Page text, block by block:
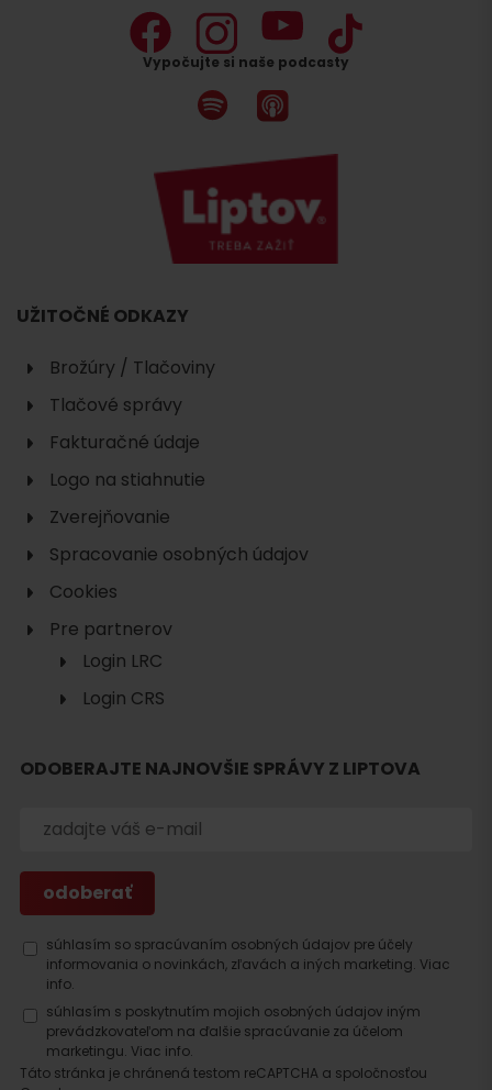
ubytovanie
Vypočujte si naše podcasty
UŽITOČNÉ ODKAZY
Brožúry / Tlačoviny
Tlačové správy
Fakturačné údaje
Logo na stiahnutie
Zverejňovanie
Spracovanie osobných údajov
Cookies
Pre partnerov
Login LRC
Login CRS
ODOBERAJTE NAJNOVŠIE SPRÁVY Z LIPTOVA
súhlasím so spracúvaním osobných údajov pre účely
informovania o novinkách, zľavách a iných marketing. Viac
info.
súhlasím s poskytnutím mojich osobných údajov iným
prevádzkovateľom na ďalšie spracúvanie za účelom
marketingu. Viac info.
Táto stránka je chránená testom reCAPTCHA a spoločnosťou